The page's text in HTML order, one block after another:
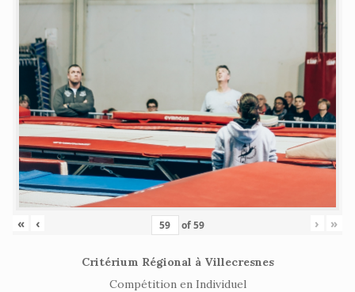
« ‹ of59 › »
Critérium Régional à Villecresnes
Compétition en Individuel